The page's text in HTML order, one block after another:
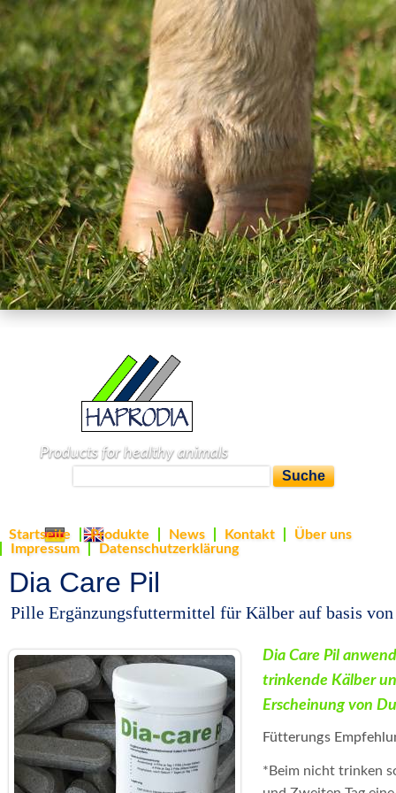
Direkt
zum
Inhalt
r
o
d
G
m
Products for healthy animals
S
c
h
f
r
m
u
l
e
Startseite Produkte News Kontakt
Über uns
Impressum
Datenschutzerklärung
S
Dia Care Pil
Pille Ergänzungsfuttermittel für Kälber auf basis
Dia Care Pil
trinkende Kälber
Erscheinung von
Fütterungs
*Beim nicht trinken